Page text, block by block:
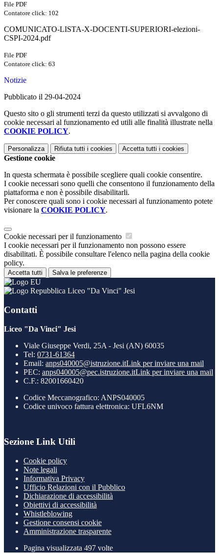
File PDF
Contatore click: 102
COMUNICATO-LISTA-X-DOCENTI-SUPERIORI-elezioni-
CSPI-2024.pdf
File PDF
Contatore click: 63
Notizie
Pubblicato il 29-04-2024
Questo sito o gli strumenti terzi da questo utilizzati si avvalgono di
cookie necessari al funzionamento ed utili alle finalità illustrate nella
COOKIE POLICY.
Personalizza Rifiuta tutti i cookies Accetta tutti i cookies
Gestione cookie
In questa schermata è possibile scegliere quali cookie consentire.
I cookie necessari sono quelli che consentono il funzionamento della
piattaforma e non è possibile disabilitarli.
Per conoscere quali sono i cookie necessari al funzionamento potete
visionare la COOKIE POLICY.
Cookie necessari per il funzionamento
I cookie necessari per il funzionamento non possono essere
disabilitati. È possibile consultare l'elenco nella pagina della cookie
policy.
Accetta tutti Salva le preferenze
Liceo "Da Vinci" Jesi
Contatti
Liceo "Da Vinci" Jesi
Viale Giuseppe Verdi, 25A - Jesi (AN) 60035
Tel: 0731-61364
Email: anps040005@istruzione.itLink per inviare una mail
PEC: anps040005@pec.istruzione.itLink per inviare una mail
C.F.: 82001660420
Codice Meccanografico: ANPS040005
Codice univoco fattura elettronica: UFL6NM
Sezione Link Utili
Cookie policy
Note legali
Informativa Privacy
Ufficio Relazioni con il Pubblico
Dichiarazione di accessibilità
Obiettivi di accessibilità
Whistleblowing
Gestione consensi cookie
Amministrazione trasparente
Pagina visualizzata 497 volte